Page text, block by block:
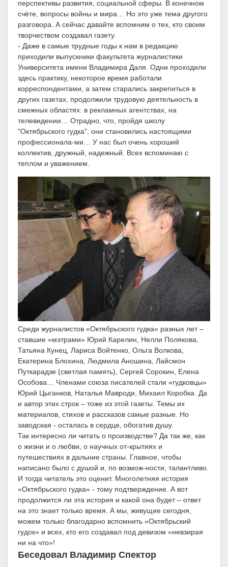
перспективы развития, социальной сферы. В конечном
счёте, вопросы войны и мира… Но это уже тема другого
разговора. А сейчас давайте вспомним о тех, кто своим
творчеством создавал газету.
- Даже в самые трудные годы к нам в редакцию
приходили выпускники факультета журналистики
Университета имени Владимира Даля. Одни проходили
здесь практику, некоторое время работали
корреспондентами, а затем старались закрепиться в
других газетах, продолжили трудовую деятельность в
смежных областях: в рекламных агентствах, на
телевидении… Отрадно, что, пройдя школу
"Октябрьского гудка", они становились настоящими
профессионала-ми… У нас был очень хороший
коллектив, дружный, надежный. Всех вспоминаю с
теплом и уважением.
Среди журналистов «Октябрьского гудка» разных лет –
ставшие «мэтрами» Юрий Карелин, Нелли Полякова,
Татьяна Кунец, Лариса Войтенко, Ольга Волкова,
Екатерина Блохина, Людмила Аношина, Лайсмон
Путкарадзе (светлая память), Сергей Сорокин, Елена
Особова… Членами союза писателей стали «гудковцы»
Юрий Цыганков, Наталья Мавроди, Михаил Коробка. Да
и автор этих строк – тоже из этой газеты. Темы их
материалов, стихов и рассказов самые разные. Но
заводская - осталась в сердце, обогатив душу.
Так интересно ли читать о производстве? Да так же, как
о жизни и о любви, о научных от-крытиях и
путешествиях в дальние страны. Главное, чтобы
написано было с душой и, по возмож-ности, талантливо.
И тогда читатель это оценит. Многолетняя история
«Октябрьского гудка» - тому подтверждение. А вот
продолжится ли эта история и какой она будет – ответ
на это знает только время. А мы, живущие сегодня,
можем только благодарно вспомнить «Октябрьский
гудок» и всех, кто его создавал под девизом «невзирая
ни на что»!
Беседовал Владимир Спектор